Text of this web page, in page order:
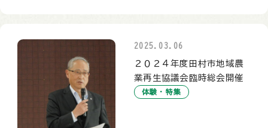
2025.03.06
２０２４年度田村市地域農
業再生協議会臨時総会開催
体験・特集